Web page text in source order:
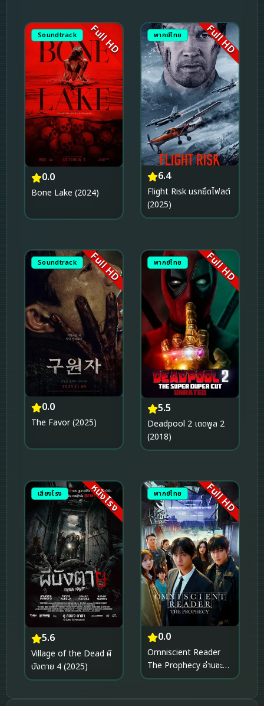
Soundtrack Full HD
0.0
Bone Lake (2024)
พากย์ไทย Full HD
6.4
Flight Risk นรกยึดไฟลต์
(2025)
Soundtrack Full HD
0.0
The Favor (2025)
พากย์ไทย Full HD
5.5
Deadpool 2 เดดพูล 2
(2018)
เสียงโรง หนังโรง
5.6
Village of the Dead ผี
บังตาย 4 (2025)
พากย์ไทย Full HD
0.0
Omniscient Reader
The Prophecy อ่านชะตา
วันสิ้นโลก (2025)